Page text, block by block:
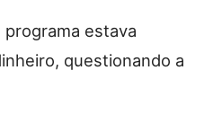
programa estava
questionando a